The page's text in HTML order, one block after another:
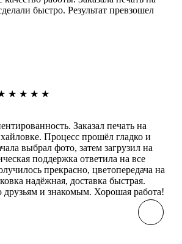
быстро. Результат превзошел
★ ★ ★ ★
Заказал печать на
Процесс прошёл гладко и
выбрал фото, затем загрузил на
поддержка ответила на все
прекрасно, цветопередача на
надёжная, доставка быстрая.
и знакомым. Хорошая работа!